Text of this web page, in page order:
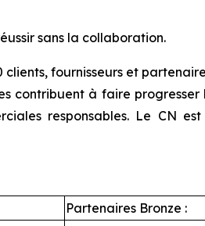
sans la collaboration.
fournisseurs et
contribuent à faire
responsables. Le CN
Partenaires Bronze :